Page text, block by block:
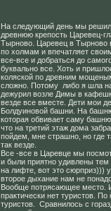
На следующий день мы
древнюю крепость Царевец-
Тырново. Царевец в Тырново
по холмам и впечатляет
все-все и добраться до
буквально все. Хоть и
коляской по древним
сложно. Потому либо я шла
дежурил возле Димы в
везде все вместе. Дети мои
Болдуиновой башни. На
которая обвивает саму
что на третий этаж дома
пойдем, мне страшно, но где
так везде.
Все -все в Царевце мы
и были приятно удивлены
на лифте, вот это сюрприз)))
второе дыхание нам не
Вообще потрясающее место.
практически нет туристов.
туристов. Сравнилось с